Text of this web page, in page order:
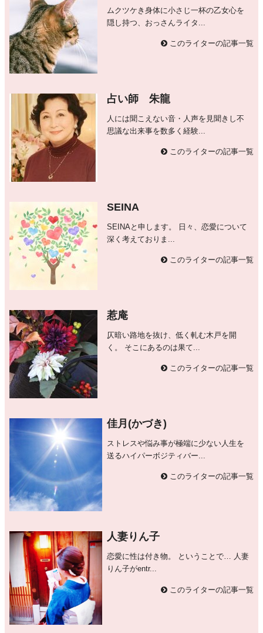
ムクツケき身体に小さじ一杯の乙女心を
隠し持つ、おっさんライタ...
このライターの記事一覧
占い師 朱龍
人には聞こえない音・人声を見聞きし不
思議な出来事を数多く経験...
このライターの記事一覧
SEINA
SEINAと申します。 日々、恋愛について
深く考えておりま...
このライターの記事一覧
惹庵
仄暗い路地を抜け、低く軋む木戸を開
く。 そこにあるのは果て...
このライターの記事一覧
佳月(かづき)
ストレスや悩み事が極端に少ない人生を
送るハイパーボジティバー...
このライターの記事一覧
人妻りん子
恋愛に性は付き物。 ということで… 人妻
りん子がentr...
このライターの記事一覧